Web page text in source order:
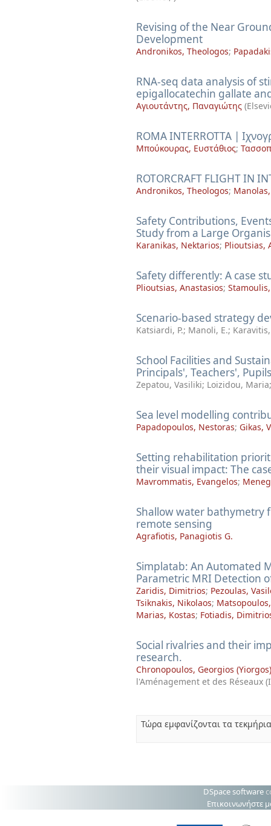
Revising of the Near
Development
Andronikos, Theologos;
RNA-seq data analysis of
epigallocatechin gallate
Αγιουτάντης, Παναγιώτης (
ROMA INTERROTTA |
Μπούκουρας, Ευστάθιος;
ROTORCRAFT FLIGHT IN
Andronikos, Theologos;
Safety Contributions,
Study from a Large
Karanikas, Nektarios; Plioutsias,
Safety differently: A case
Plioutsias, Anastasios;
Scenario-based strategy
Katsiardi, P.; Manoli, E.;
School Facilities and
Principals', Teachers',
Zepatou, Vasiliki; Loizidou, Maria
Sea level modelling
Papadopoulos, Nestoras; Gikas,
Setting rehabilitation
their visual impact: The
Mavrommatis, Evangelos;
Shallow water bathymetry
remote sensing
Agrafiotis, Panagiotis G.
Simplatab: An Automated
Parametric MRI Detection
Zaridis, Dimitrios; Pezoulas,
Tsiknakis, Nikolaos;
Marias, Kostas; Fotiadis,
Social rivalries and their
research.
Chronopoulos, Georgios (Yiorgos)
l'Aménagement et des Réseaux
Τώρα εμφανίζονται τα
DSpace software
Επικοινωνήστε